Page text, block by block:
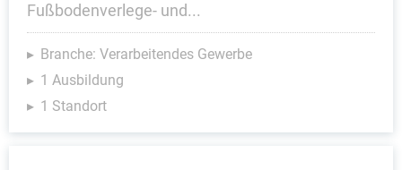
Fußbodenverlege- und...
Branche: Verarbeitendes Gewerbe
1 Ausbildung
1 Standort